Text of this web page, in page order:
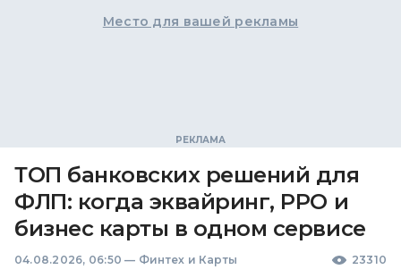
Место для вашей рекламы
ТОП банковских решений для
ФЛП: когда эквайринг, РРО и
бизнес карты в одном сервисе
04.08.2026, 06:50 — Финтех и Карты 23310